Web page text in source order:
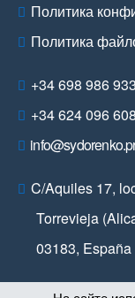
Политика
Политика
+34 698 986 933
+34 624 096 608
C/Aquiles 17,
Torrevieja
03183, España